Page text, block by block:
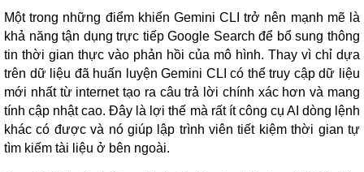
Một trong những điểm khiến Gemini CLI trở nên mạnh mẽ là
khả năng tận dụng trực tiếp Google Search để bổ sung thông
tin thời gian thực vào phản hồi của mô hình. Thay vì chỉ dựa
trên dữ liệu đã huấn luyện Gemini CLI có thể truy cập dữ liệu
mới nhất từ internet tạo ra câu trả lời chính xác hơn và mang
tính cập nhật cao. Đây là lợi thế mà rất ít công cụ AI dòng lệnh
khác có được và nó giúp lập trình viên tiết kiệm thời gian tự
tìm kiếm tài liệu ở bên ngoài.